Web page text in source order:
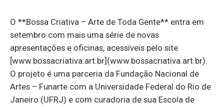
O **Bossa Criativa – Arte de Toda Gente** entra em
setembro com mais uma série de novas
apresentações e oficinas, acessíveis pelo site
[www.bossacriativa.art.br](www.bossacriativa.art.br).
O projeto é uma parceria da Fundação Nacional de
Artes – Funarte com a Universidade Federal do Rio de
Janeiro (UFRJ) e com curadoria de sua Escola de